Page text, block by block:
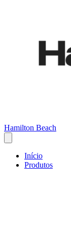
Hamilton Beach
Início
Produtos